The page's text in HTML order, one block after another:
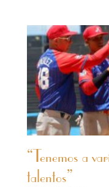
“Tenemos a
talentos”